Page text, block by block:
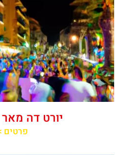
יורט דה מאר
פרטים